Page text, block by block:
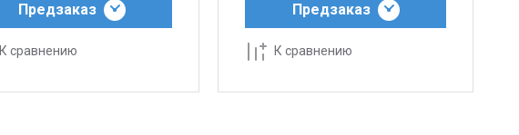
Предзаказ
К сравнению
Предзаказ
К сравнению